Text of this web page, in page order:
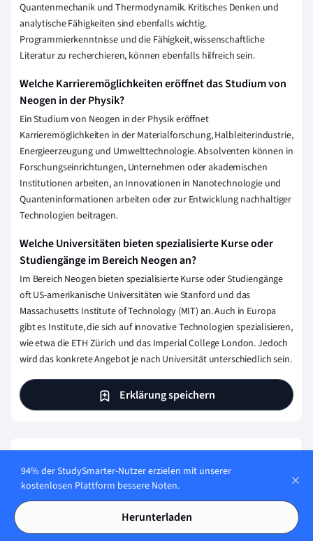
Quantenmechanik und Thermodynamik. Kritisches Denken und
analytische Fähigkeiten sind ebenfalls wichtig.
Programmierkenntnisse und die Fähigkeit, wissenschaftliche
Literatur zu recherchieren, können ebenfalls hilfreich sein.
Welche Karrieremöglichkeiten eröffnet das Studium von
Neogen in der Physik?
Ein Studium von Neogen in der Physik eröffnet
Karrieremöglichkeiten in der Materialforschung, Halbleiterindustrie,
Energieerzeugung und Umwelttechnologie. Absolventen können in
Forschungseinrichtungen, Unternehmen oder akademischen
Institutionen arbeiten, an Innovationen in Nanotechnologie und
Quanteninformationen arbeiten oder zur Entwicklung nachhaltiger
Technologien beitragen.
Welche Universitäten bieten spezialisierte Kurse oder
Studiengänge im Bereich Neogen an?
Im Bereich Neogen bieten spezialisierte Kurse oder Studiengänge
oft US-amerikanische Universitäten wie Stanford und das
Massachusetts Institute of Technology (MIT) an. Auch in Europa
gibt es Institute, die sich auf innovative Technologien spezialisieren,
wie etwa die ETH Zürich und das Imperial College London. Jedoch
wird das konkrete Angebot je nach Universität unterschiedlich sein.
Erklärung speichern
korrekt und vertrauenswürdig ist?
Bei StudySmarter haben wir eine Lernplattform geschaffen,
die Millionen von Studierende unterstützt. Lerne die
94% der StudySmarter-Nutzer erzielen mit unserer
kostenlosen Plattform bessere Noten.
Herunterladen